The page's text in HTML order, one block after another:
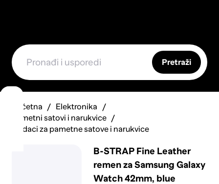
Pretraži
Početna
Elektronika
Pametni satovi i narukvice
Dodaci za pametne satove i narukvice
B-STRAP Fine Leather
remen za Samsung Galaxy
Watch 42mm, blue